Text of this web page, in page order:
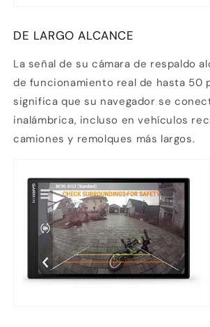
DE LARGO ALCANCE
La señal de su cámara de respaldo
de funcionamiento real de hasta 50
significa que su navegador se
inalámbrica, incluso en vehículos
camiones y remolques más largos.
Compra ahora y paga a